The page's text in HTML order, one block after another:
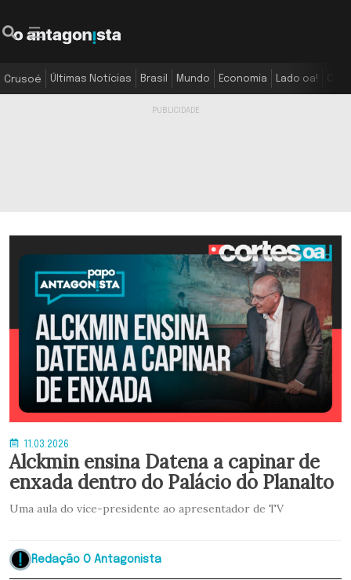
Crusoé Últimas Notícias Brasil Mundo Economia Lado oa!
11.03.2026
Alckmin ensina Datena a capinar de
enxada dentro do Palácio do Planalto
Uma aula do vice-presidente ao apresentador de TV
Redação O Antagonista